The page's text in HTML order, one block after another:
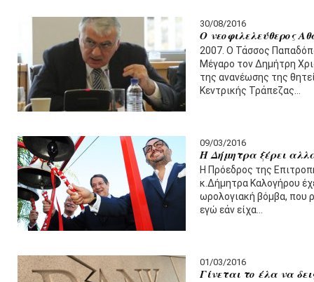
30/08/2016
Ο νεοφιλελεύθερος
2007. Ο Τάσσος
Μέγαρο τον Δημήτρη
της ανανέωσης της
Κεντρικής Τράπεζας…
09/03/2016
Η Δήμητρα ξέρει
Η Πρόεδρος της
κ.Δήμητρα Καλογήρου
ωρολογιακή βόμβα, που
εγώ εάν είχα…
01/03/2016
Γίνεται το έλα να